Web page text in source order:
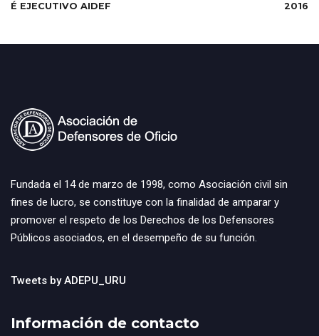
É EJECUTIVO AIDEF
2016
Fundada el 14 de marzo de 1998, como Asociación civil sin
fines de lucro, se constituye con la finalidad de amparar y
promover el respeto de los Derechos de los Defensores
Públicos asociados, en el desempeño de su función.
Tweets by ADEPU_URU
Información de contacto